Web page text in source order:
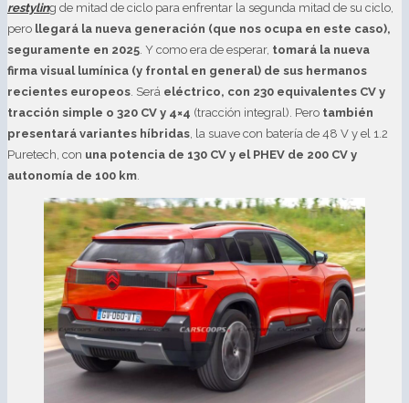
restyling de mitad de ciclo para enfrentar la segunda mitad de su ciclo,
pero llegará la nueva generación (que nos ocupa en este caso),
seguramente en 2025. Y como era de esperar, tomará la nueva
firma visual lumínica (y frontal en general) de sus hermanos
recientes europeos. Será eléctrico, con 230 equivalentes CV y
tracción simple o 320 CV y 4×4 (tracción integral). Pero también
presentará variantes híbridas, la suave con batería de 48 V y el 1.2
Puretech, con una potencia de 130 CV y el PHEV de 200 CV y
autonomía de 100 km.